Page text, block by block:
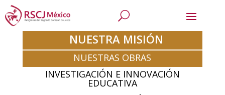
NUESTRA MISIÓN
NUESTRAS OBRAS
INVESTIGACIÓN E INNOVACIÓN
EDUCATIVA